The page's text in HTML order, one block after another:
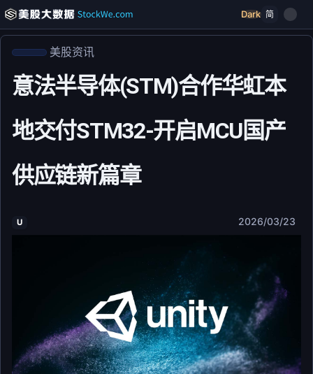
Dark 简
美股资讯
意法半导体(STM)合作华虹本
地交付STM32-开启MCU国产
供应链新篇章
U 2026/03/23